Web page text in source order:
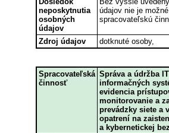
neposkytnutia
osobných
údajov
údajov nie je
spracovateľskú
Zdroj údajov dotknuté osoby,
Spracovateľská
činnosť
Správa a údržba
informačných
evidencia
monitorovanie a
prevádzky siete a
opatrení na
a kybernetickej